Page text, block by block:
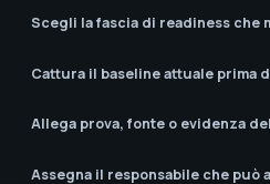
Scegli la fascia di readiness che
Cattura il baseline attuale prima
Allega prova, fonte o evidenza
Assegna il responsabile che può